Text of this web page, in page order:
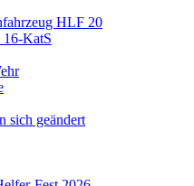
HLF 20
KatS
sich geändert